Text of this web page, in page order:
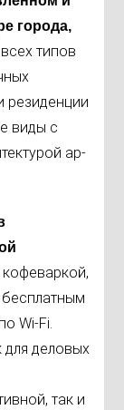
города,
типов
резиденции
виды с
ар-
Wi-Fi.
для деловых
так и